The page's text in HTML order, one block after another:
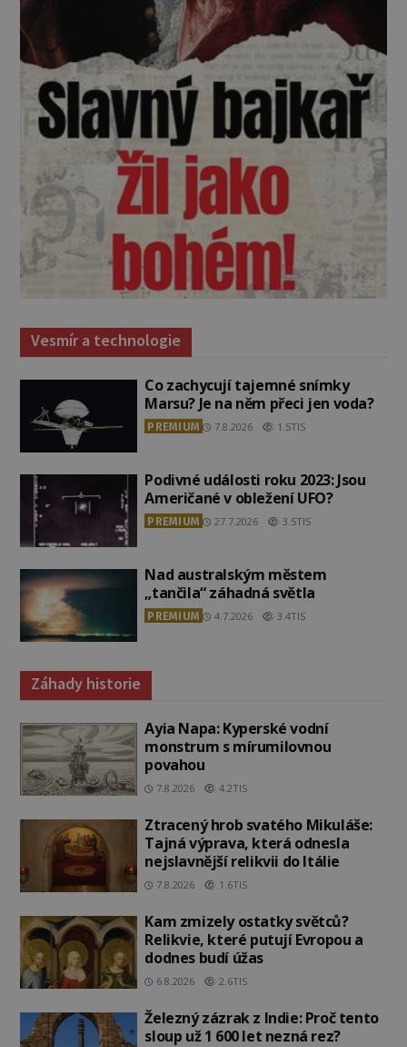
Vesmír a technologie
Co zachycují tajemné snímky
Marsu? Je na něm přeci jen voda?
PREMIUM 7.8.2026 1.5TIS
Podivné události roku 2023: Jsou
Američané v obležení UFO?
PREMIUM 27.7.2026 3.5TIS
Nad australským městem
„tančila“ záhadná světla
PREMIUM 4.7.2026 3.4TIS
Záhady historie
Ayia Napa: Kyperské vodní
monstrum s mírumilovnou
povahou
7.8.2026 4.2TIS
Ztracený hrob svatého Mikuláše:
Tajná výprava, která odnesla
nejslavnější relikvii do Itálie
7.8.2026 1.6TIS
Kam zmizely ostatky světců?
Relikvie, které putují Evropou a
dodnes budí úžas
6.8.2026 2.6TIS
Železný zázrak z Indie: Proč tento
sloup už 1 600 let nezná rez?